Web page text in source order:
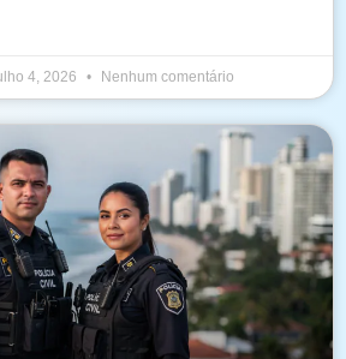
4, 2026 Nenhum comentário